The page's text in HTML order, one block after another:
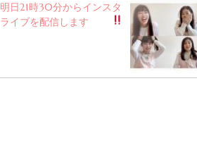
明日21時30分からインスタ
ライブを配信します